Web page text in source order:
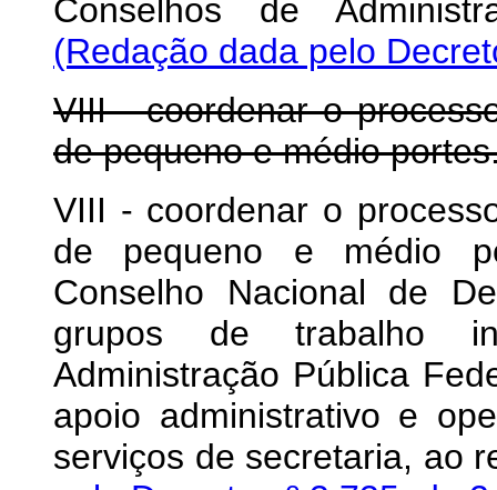
Conselhos de
(Redação dada pelo
VIII - coordenar o
de pequeno e médio
VIII - coordenar o
de pequeno e médio
Conselho Nacional de
grupos de trabalho
Administração Pública
apoio administrativo e
serviços de secretaria, ao